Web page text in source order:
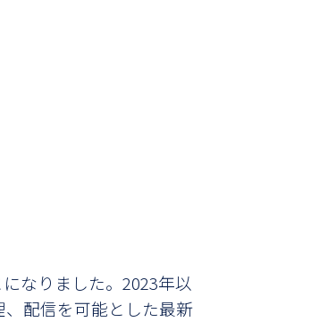
なりました。 2023年以
配信を可能とした最新